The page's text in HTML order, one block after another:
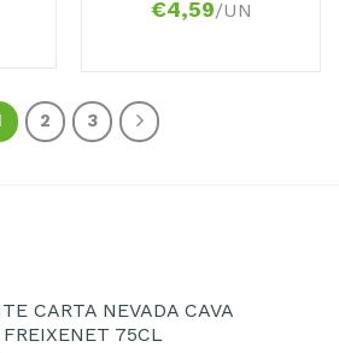
€4,59/UN
2 3
CARTA NEVADA CAVA
75CL